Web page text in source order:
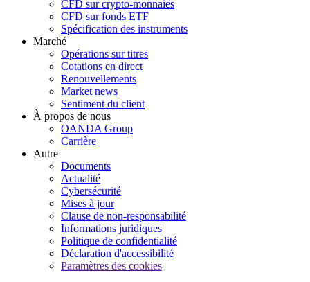
CFD sur crypto-monnaies
CFD sur fonds ETF
Spécification des instruments
Marché
Opérations sur titres
Cotations en direct
Renouvellements
Market news
Sentiment du client
À propos de nous
OANDA Group
Carrière
Autre
Documents
Actualité
Cybersécurité
Mises à jour
Clause de non-responsabilité
Informations juridiques
Politique de confidentialité
Déclaration d'accessibilité
Paramètres des cookies